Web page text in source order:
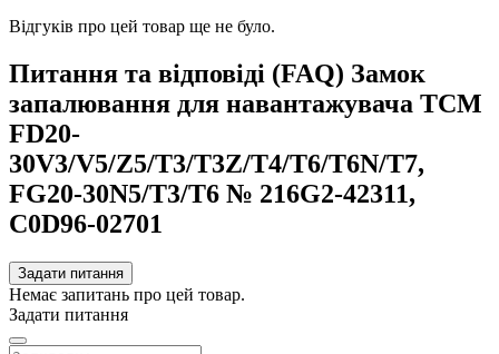
Відгуків про цей товар ще не було.
Питання та відповіді (FAQ) Замок
запалювання для навантажувача TCM
FD20-
30V3/V5/Z5/T3/T3Z/T4/T6/T6N/T7,
FG20-30N5/T3/T6 № 216G2-42311,
C0D96-02701
Задати питання
Немає запитань про цей товар.
Задати питання